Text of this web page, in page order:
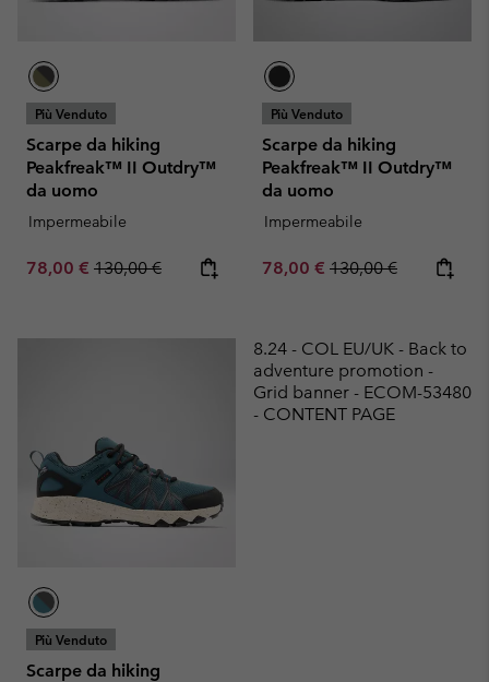
Più Venduto
Scarpe da hiking
Peakfreak™ II Outdry™
da uomo
Impermeabile
Sale price:
78,00 € Regular price:
130,00 €
Più Venduto
Scarpe da hiking
Peakfreak™ II Outdry™
da uomo
Impermeabile
Sale price:
78,00 € Regular price:
130,00 €
Più Venduto
Scarpe da hiking
8.24 - COL EU/UK - Back to
adventure promotion -
Grid banner - ECOM-53480
- CONTENT PAGE